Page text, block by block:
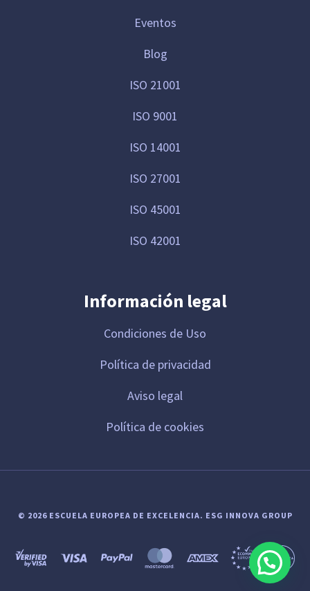
Eventos
Blog
ISO 21001
ISO 9001
ISO 14001
ISO 27001
ISO 45001
ISO 42001
Información legal
Condiciones de Uso
Política de privacidad
Aviso legal
Política de cookies
© 2026 ESCUELA EUROPEA DE EXCELENCIA. ESG INNOVA GROUP